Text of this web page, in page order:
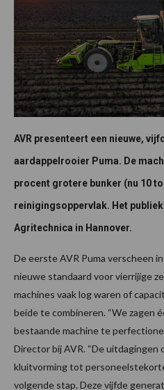
AVR presenteert een nieuwe,
aardappelrooier Puma. De
procent grotere bunker (nu 10
reinigingsoppervlak. Het
Agritechnica in Hannover.
De eerste AVR Puma verscheen
nieuwe standaard voor vierrijige
machines vaak log waren of
beide te combineren. “We zagen
bestaande machine te
Director bij AVR. “De
kluitvorming tot
volgende stap. Deze vijfde